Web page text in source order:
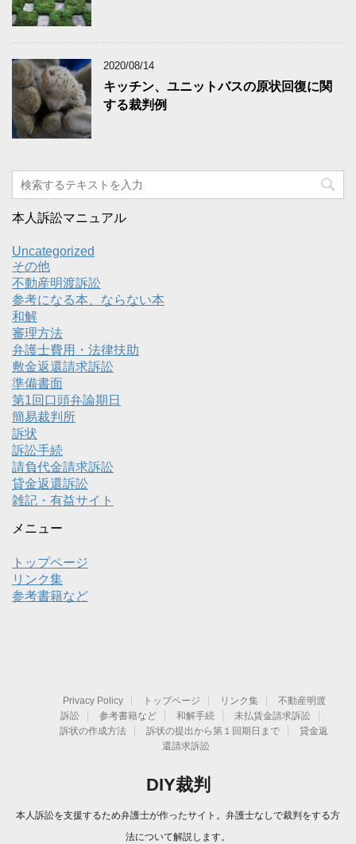
2020/08/14
キッチン、ユニットバスの原状回復に関
する裁判例
本人訴訟マニュアル
Uncategorized
その他
不動産明渡訴訟
参考になる本、ならない本
和解
審理方法
弁護士費用・法律扶助
敷金返還請求訴訟
準備書面
第1回口頭弁論期日
簡易裁判所
訴状
訴訟手続
請負代金請求訴訟
貸金返還訴訟
雑記・有益サイト
メニュー
トップページ
リンク集
参考書籍など
Privacy Policy トップページ リンク集
不動産明渡
訴訟
参考書籍など 和解手続
未払賃金請求訴訟
訴状の作成方法
訴状の提出から第１回期日まで
貸金返
還請求訴訟
DIY裁判
本人訴訟を支援するため弁護士が作ったサイト。弁護士なしで裁判をする方
法について解説します。